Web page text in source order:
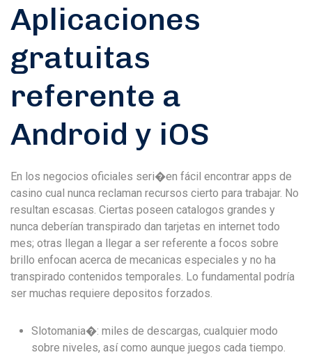
Aplicaciones
gratuitas
referente a
Android y iOS
En los negocios oficiales seri�en fácil encontrar apps de
casino cual nunca reclaman recursos cierto para trabajar. No
resultan escasas. Ciertas poseen catalogos grandes y
nunca deberían transpirado dan tarjetas en internet todo
mes; otras llegan a llegar a ser referente a focos sobre
brillo enfocan acerca de mecanicas especiales y no ha
transpirado contenidos temporales. Lo fundamental podrí­a
ser muchas requiere depositos forzados.
Slotomania�: miles de descargas, cualquier modo
sobre niveles, así­ como aunque juegos cada tiempo.